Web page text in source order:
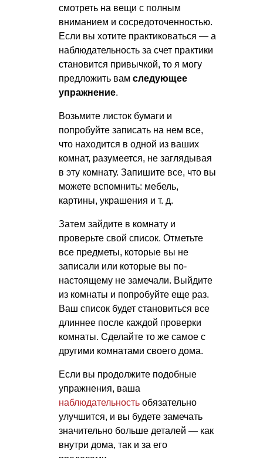
смотреть на вещи с полным
вниманием и сосредоточенностью.
Если вы хотите практиковаться — а
наблюдательность за счет практики
становится привычкой, то я могу
предложить вам следующее
упражнение.
Возьмите листок бумаги и
попробуйте записать на нем все,
что находится в одной из ваших
комнат, разумеется, не заглядывая
в эту комнату. Запишите все, что вы
можете вспомнить: мебель,
картины, украшения и т. д.
Затем зайдите в комнату и
проверьте свой список. Отметьте
все предметы, которые вы не
записали или которые вы по-
настоящему не замечали. Выйдите
из комнаты и попробуйте еще раз.
Ваш список будет становиться все
длиннее после каждой проверки
комнаты. Сделайте то же самое с
другими комнатами своего дома.
Если вы продолжите подобные
упражнения, ваша
наблюдательность обязательно
улучшится, и вы будете замечать
значительно больше деталей — как
внутри дома, так и за его